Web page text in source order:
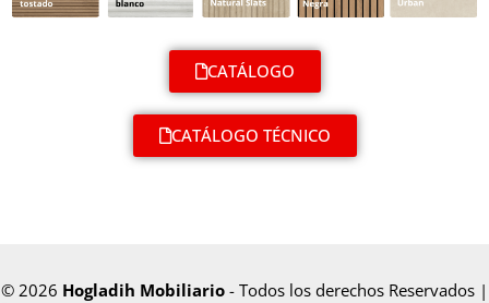
CATÁLOGO
CATÁLOGO TÉCNICO
© 2026 Hogladih Mobiliario - Todos los derechos Reservados |